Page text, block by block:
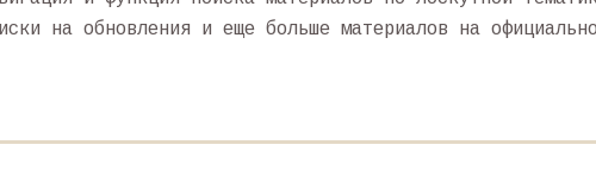
на обновления и еще больше материалов на